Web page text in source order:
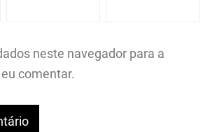
neste navegador para a
comentar.